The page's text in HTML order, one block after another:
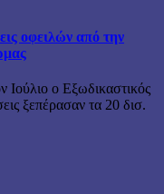
οφειλών από την
Ιούλιο ο Εξωδικαστικός
ξεπέρασαν τα 20 δισ.